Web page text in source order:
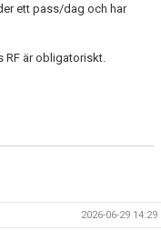
ett pass/dag och har
RF är obligatoriskt.
2026-06-29 14:29